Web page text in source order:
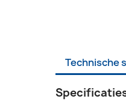
Technische